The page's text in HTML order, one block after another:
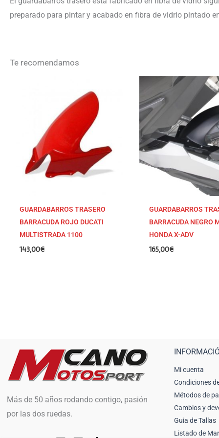
preparado para pintar y acabado en fibra de vidrio pintado
Te recomendamos
GUARDABARROS TRASERO
BARRACUDA ROJO DUCATI
MULTISTRADA 1100
143,00€
GUARDABARROS
BARRACUDA NEGRO
HONDA X-ADV
165,00€
Más de 50 años rodando contigo, pasión
por las dos ruedas.
Mi cuenta
Condiciones
Métodos de
Cambios y
Guia de Tallas
Listado de